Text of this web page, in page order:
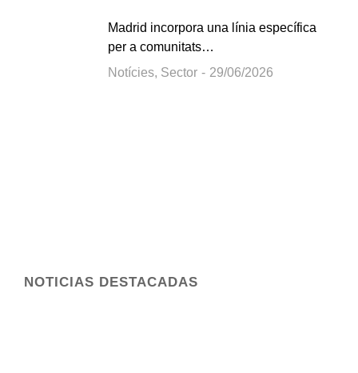
Madrid incorpora una línia específica
per a comunitats…
Notícies, Sector 29/06/2026
NOTICIAS DESTACADAS